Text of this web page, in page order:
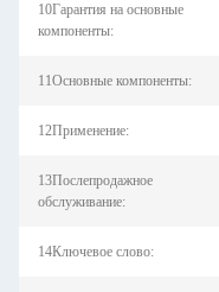
10Гарантия на основные
компоненты:
11Основные компоненты:
12Применение:
13Послепродажное
обслуживание:
14Ключевое слово: